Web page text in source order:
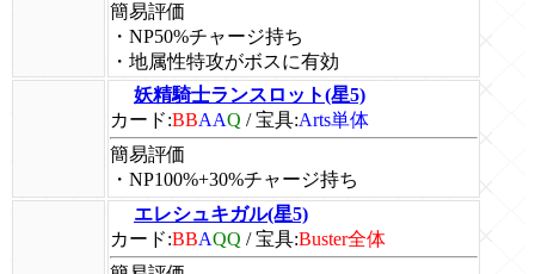
簡易評価
・NP50%チャージ持ち
・地属性特攻がボスに有効
妖精騎士ランスロット(星5)
カード:BBAAQ /宝具:Arts単体
簡易評価
・NP100%+30%チャージ持ち
エレシュキガル(星5)
カード:BBAQQ /宝具:Buster全体